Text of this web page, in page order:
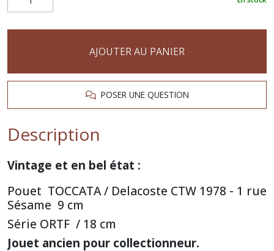
AJOUTER AU PANIER
POSER UNE QUESTION
Description
Vintage et en bel état :
Pouet TOCCATA / Delacoste CTW 1978 - 1 rue
Sésame 9 cm
Série ORTF / 18 cm
Jouet ancien pour collectionneur.